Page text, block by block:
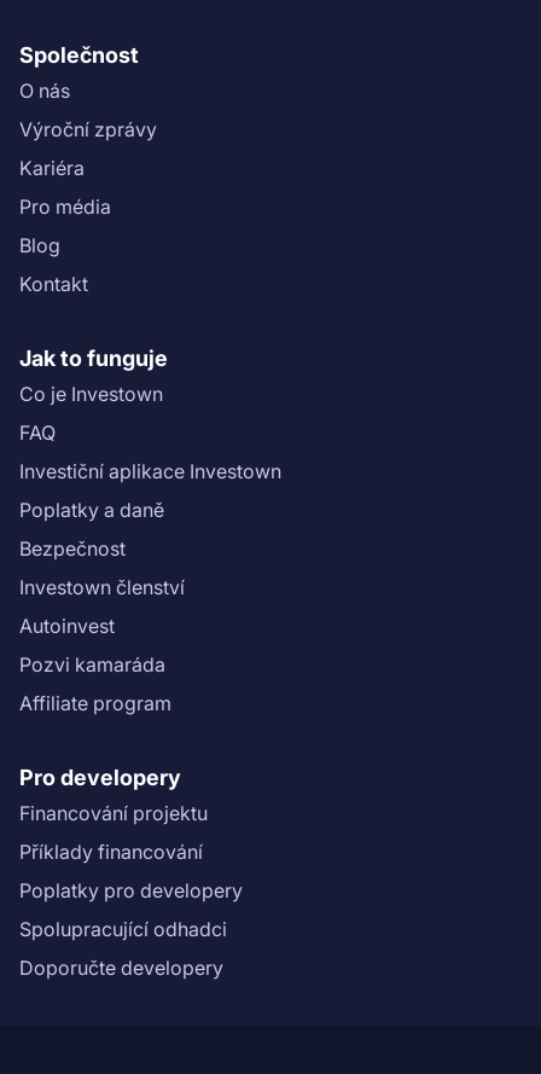
Společnost
O nás
Výroční zprávy
Kariéra
Pro média
Blog
Kontakt
Jak to funguje
Co je Investown
FAQ
Investiční aplikace Investown
Poplatky a daně
Bezpečnost
Investown členství
Autoinvest
Pozvi kamaráda
Affiliate program
Pro developery
Financování projektu
Příklady financování
Poplatky pro developery
Spolupracující odhadci
Doporučte developery